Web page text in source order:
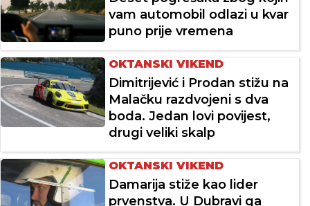
vam automobil odlazi u kvar
puno prije vremena
OKTANSKI VIKEND
Dimitrijević i Prodan stižu na
Malačku razdvojeni s dva
boda. Jedan lovi povijest,
drugi veliki skalp
OKTANSKI VIKEND
Damarija stiže kao lider
prvenstva. U Dubravi ga